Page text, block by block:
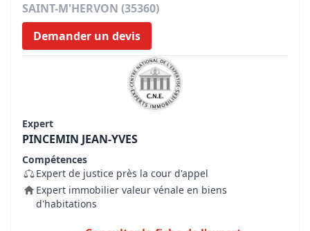
SAINT-M'HERVON (35360)
Demander un devis
Expert
PINCEMIN JEAN-YVES
Compétences
Expert de justice près la cour d'appel
Expert immobilier valeur vénale en biens
d'habitations